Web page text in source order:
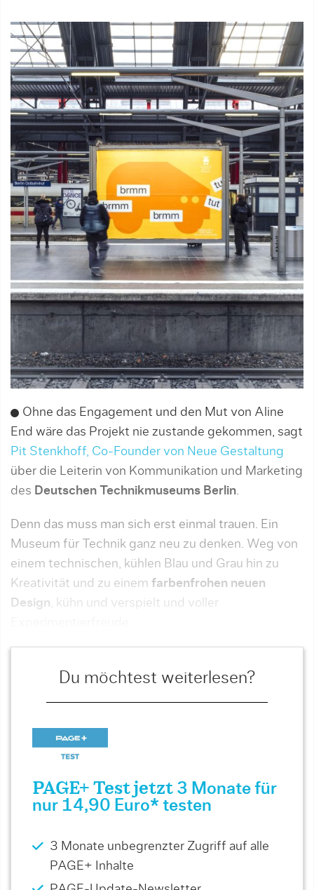
Ohne das Engagement und den Mut von Aline
End wäre das Projekt nie zustande gekommen, sagt
Pit Stenkhoff, Co-Founder von Neue Gestaltung
über die Leiterin von Kommunikation und Marketing
des Deutschen Technikmuseums Berlin.
Denn das muss man sich erst einmal trauen. Ein
Museum für Technik ganz neu zu denken. Weg von
einem technischen, kühlen Blau und Grau hin zu
Kreativität und zu einem farbenfrohen neuen
Design, kühn und verspielt und voller
Du möchtest weiterlesen?
PAGE+ Test jetzt 3 Monate für
nur 14,90 Euro* testen
3 Monate unbegrenzter Zugriff auf alle
PAGE+ Inhalte